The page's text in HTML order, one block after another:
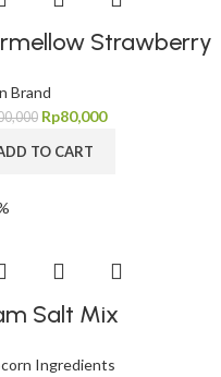
Strawberry
Brand
Rp80,000
TO CART
Salt Mix
Ingredients